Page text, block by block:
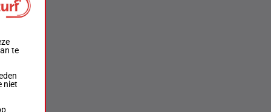
te
niet